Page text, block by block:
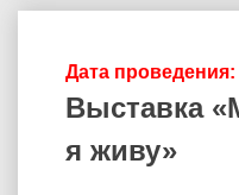
Дата проведения:
Выставка
я живу»